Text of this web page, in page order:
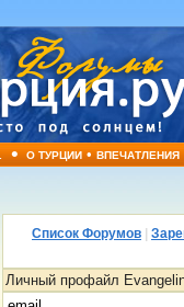
• О ТУРЦИИ•ВПЕЧАТЛЕНИЯ
Список Форумов
Личный профайл